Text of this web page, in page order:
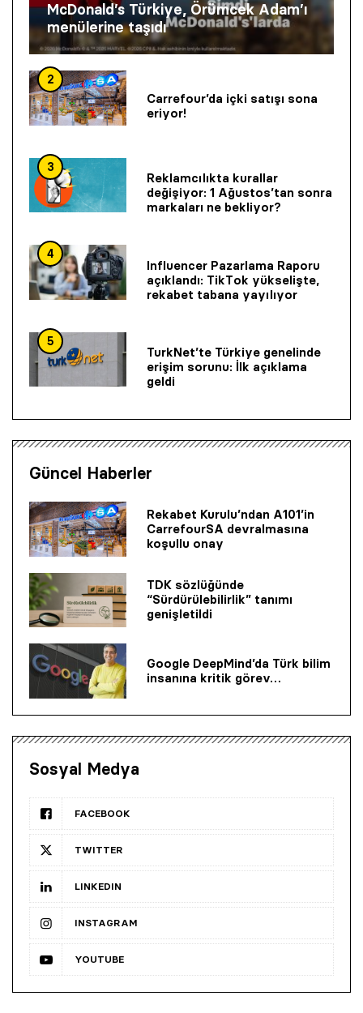
McDonald’s Türkiye, Örümcek Adam’ı
menülerine taşıdı
2
Carrefour’da içki satışı sona
eriyor!
3
Reklamcılıkta kurallar
değişiyor: 1 Ağustos’tan sonra
markaları ne bekliyor?
4
Influencer Pazarlama Raporu
açıklandı: TikTok yükselişte,
rekabet tabana yayılıyor
5
TurkNet’te Türkiye genelinde
erişim sorunu: İlk açıklama
geldi
Güncel Haberler
Rekabet Kurulu’ndan A101’in
CarrefourSA devralmasına
koşullu onay
TDK sözlüğünde
“Sürdürülebilirlik” tanımı
genişletildi
Google DeepMind’da Türk bilim
insanına kritik görev…
Sosyal Medya
FACEBOOK
TWITTER
LINKEDIN
INSTAGRAM
YOUTUBE